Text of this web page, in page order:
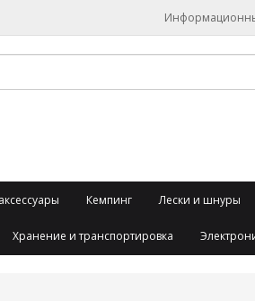
Кемпинг Лески и шнуры
Хранение и транспортировка